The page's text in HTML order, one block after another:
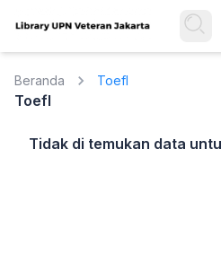
Beranda Toefl
Toefl
Tidak di temukan data